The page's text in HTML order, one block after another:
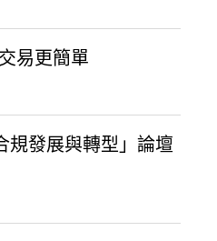
易更簡單
規發展與轉型」論壇